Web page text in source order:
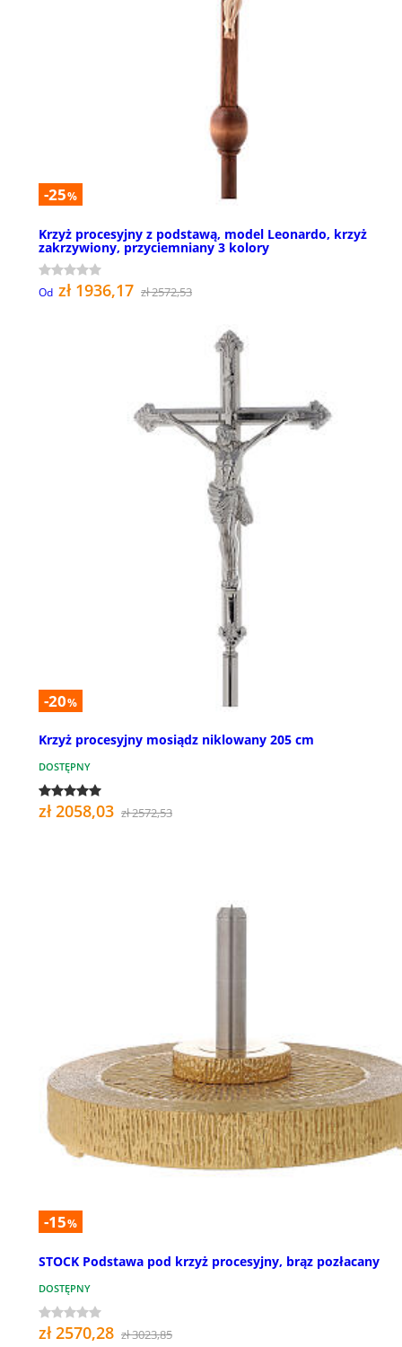
-25%
Krzyż procesyjny z podstawą, model Leonardo, krzyż
zakrzywiony, przyciemniany 3 kolory
Od zł 1936,17 zł 2572,53
-20%
Krzyż procesyjny mosiądz niklowany 205 cm
DOSTĘPNY
zł 2058,03 zł 2572,53
-15%
STOCK Podstawa pod krzyż procesyjny, brąz pozłacany
DOSTĘPNY
zł 2570,28 zł 3023,85